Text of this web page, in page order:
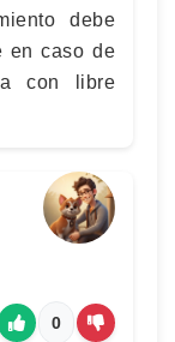
debe
en caso de
con libre
0